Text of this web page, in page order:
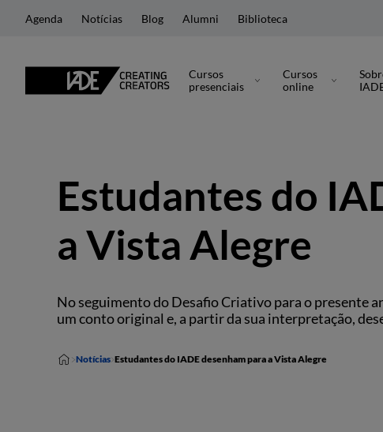
Agenda Notícias Blog Alumni Biblioteca
Cursos
presenciais
Cursos
online
Estudantes do
a Vista Alegre
No seguimento do Desafio Criativo para o presente
um conto original e, a partir da sua interpretação,
Notícias Estudantes do IADE desenham para a Vista Alegre